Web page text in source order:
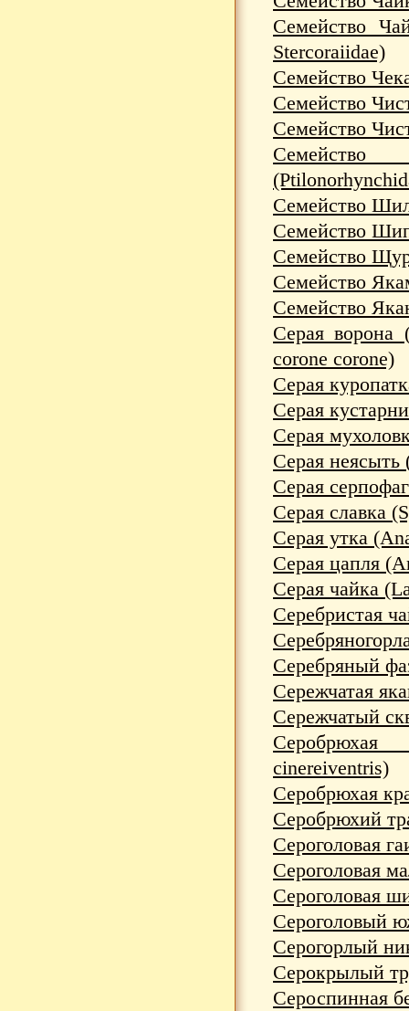
Семейство
Stercoraiidae)
Семейство
Семейство
Семейство
Семейство
Семейство
Семейство
Семейство
Семейство
Серая ворона
corone corone)
Серая
Серая
Серая
Серая неясыть
Серая
Серая славка
Серая утка
Серая цапля
Серая чайка
Серебристая
Серебряный
Сережчатая
Сережчатый
cinereiventris)
Серобрюхая
Серобрюхий
Сероголовая
Сероголовая
Сероголовая
Сероголовый
Серогорлый
Серокрылый
Сероспинная